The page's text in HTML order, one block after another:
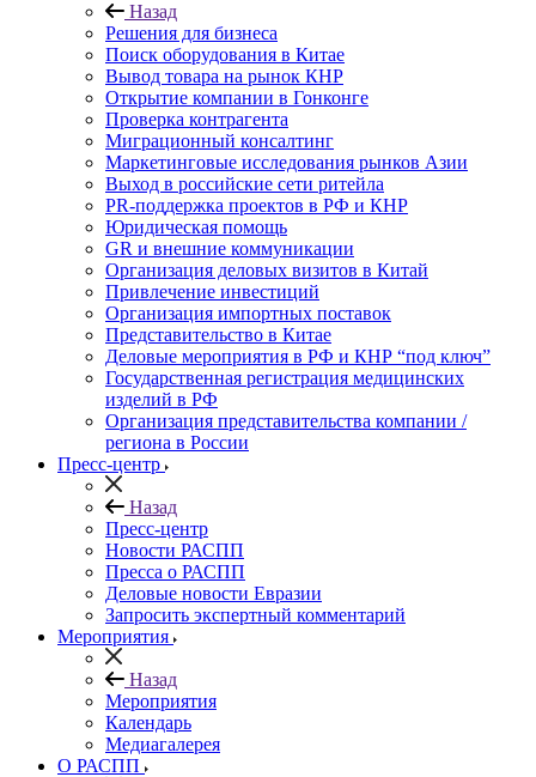
Назад
Решения для бизнеса
Поиск оборудования в Китае
Вывод товара на рынок КНР
Открытие компании в Гонконге
Проверка контрагента
Миграционный консалтинг
Маркетинговые исследования рынков Азии
Выход в российские сети ритейла
PR-поддержка проектов в РФ и КНР
Юридическая помощь
GR и внешние коммуникации
Организация деловых визитов в Китай
Привлечение инвестиций
Организация импортных поставок
Представительство в Китае
Деловые мероприятия в РФ и КНР “под ключ”
Государственная регистрация медицинских
изделий в РФ
Организация представительства компании /
региона в России
Пресс-центр
Назад
Пресс-центр
Новости РАСПП
Пресса о РАСПП
Деловые новости Евразии
Запросить экспертный комментарий
Мероприятия
Назад
Мероприятия
Календарь
Медиагалерея
О РАСПП